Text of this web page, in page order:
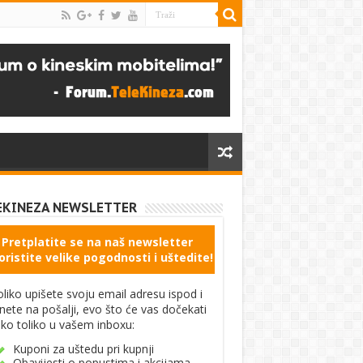
NEWSLETTER
Pretplatite se na naš newsletter
velike pogodnosti i uštedite!
upišete svoju email adresu ispod i
na pošalji, evo što će vas dočekati
toliko u vašem inboxu:
Kuponi za uštedu pri kupnji